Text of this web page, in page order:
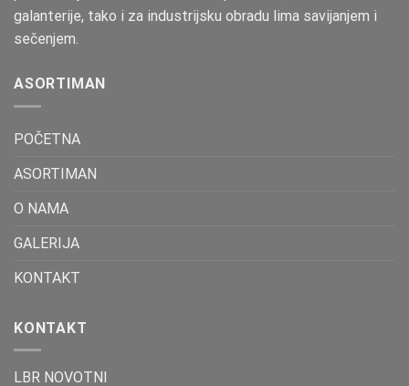
galanterije, tako i za industrijsku obradu lima savijanjem i
sečenjem.
ASORTIMAN
POČETNA
ASORTIMAN
O NAMA
GALERIJA
KONTAKT
KONTAKT
LBR NOVOTNI